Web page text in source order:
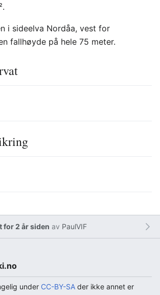
i sideelva Nordåa, vest for
fallhøyde på hele 75 meter.
for 2 år siden av PaulVIF
under CC-BY-SA der ikke annet er